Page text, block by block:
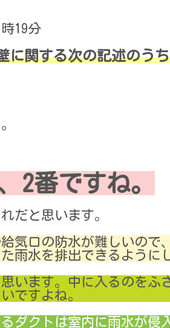
19分
関する次の記述のう
2番ですね。
だと思います。
気口の防水が難しいので
雨水を排出できるように
います。中に入るのをふ
ですよね。
ダクトは室内に雨水が侵